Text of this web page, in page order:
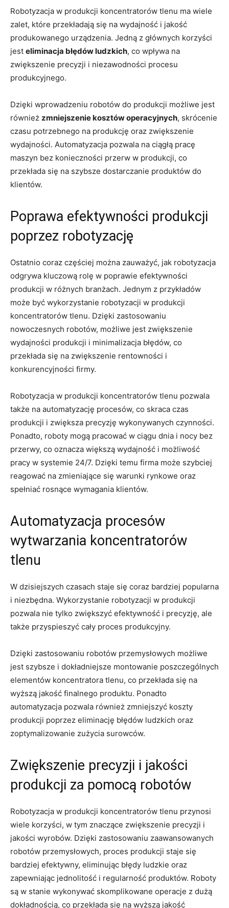
Robotyzacja w produkcji koncentratorów tlenu ma ⁢wiele
zalet, które przekładają się na wydajność ‍i jakość
⁢produkowanego urządzenia.​ Jedną z głównych⁤ korzyści
jest‍ eliminacja ‌błędów ludzkich, co wpływa na
zwiększenie precyzji‌ i​ niezawodności ‍procesu
produkcyjnego.
Dzięki ⁢wprowadzeniu robotów do produkcji możliwe jest
również zmniejszenie kosztów operacyjnych, skrócenie
czasu ⁤potrzebnego ⁢na ⁤produkcję oraz zwiększenie
wydajności.⁣ Automatyzacja‍ pozwala na ciągłą pracę
maszyn bez ​konieczności przerw ‌w‍ produkcji, co
⁤przekłada​ się na szybsze ⁤dostarczanie⁢ produktów do
klientów.
Poprawa efektywności produkcji‌
poprzez ⁤robotyzację
Ostatnio coraz‍ częściej można zauważyć, ⁢jak robotyzacja
⁣odgrywa kluczową rolę w poprawie efektywności ​
produkcji w⁢ różnych branżach.⁣ Jednym z przykładów
⁢może‌ być ‍wykorzystanie robotyzacji ⁢w produkcji⁢
koncentratorów tlenu. Dzięki zastosowaniu
nowoczesnych ⁢robotów, możliwe ‌jest zwiększenie
wydajności produkcji i minimalizacja⁣ błędów, co
przekłada ‍się na zwiększenie ⁢rentowności i
konkurencyjności ⁤firmy.
Robotyzacja w produkcji‌ koncentratorów tlenu pozwala
także‍ na automatyzację procesów, co​ skraca ⁣czas
produkcji ⁢i zwiększa​ precyzję wykonywanych czynności.
Ponadto,​ roboty mogą pracować w ciągu dnia i nocy bez
‌przerwy, co​ oznacza​ większą wydajność ⁢i‍ możliwość
pracy w systemie 24/7. Dzięki temu‍ firma może⁣ szybciej
reagować⁤ na​ zmieniające się⁤ warunki rynkowe oraz⁢
spełniać rosnące⁢ wymagania ⁢klientów.
Automatyzacja ⁣procesów​
wytwarzania koncentratorów
tlenu
W‌ dzisiejszych⁢ czasach staje się coraz⁣ bardziej popularna
i⁢ niezbędna. Wykorzystanie robotyzacji ⁢w produkcji
pozwala‌ nie tylko zwiększyć efektywność⁣ i ‌precyzję, ale
także przyspieszyć ⁤cały proces produkcyjny.
Dzięki zastosowaniu robotów przemysłowych możliwe‌
jest szybsze i dokładniejsze⁤ montowanie poszczególnych⁤
elementów ⁣koncentratora tlenu,‌ co przekłada⁢ się na
wyższą jakość finalnego produktu. Ponadto
automatyzacja pozwala również⁢ zmniejszyć koszty​
produkcji poprzez eliminację błędów ludzkich oraz
‌zoptymalizowanie zużycia ‌surowców.
Zwiększenie precyzji ‌i jakości
produkcji za pomocą robotów
Robotyzacja ‍w produkcji koncentratorów‍ tlenu⁣ przynosi
wiele korzyści,‌ w‌ tym znaczące zwiększenie precyzji i
jakości wyrobów. Dzięki zastosowaniu zaawansowanych
robotów przemysłowych, proces produkcji ​staje ⁤się
bardziej efektywny, ⁤eliminując błędy⁣ ludzkie oraz
zapewniając‍ jednolitość ⁣i⁤ regularność produktów.⁣ Roboty
są ​w ​stanie wykonywać skomplikowane ‌operacje z⁣ dużą
dokładnością, co przekłada się ⁢na wyższą jakość